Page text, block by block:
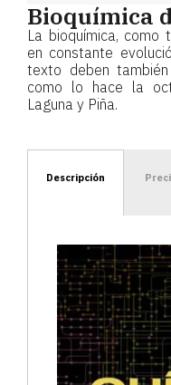
Bioquímica
La bioquímica, como
en constante
texto deben
como lo hace la
Laguna y Piña.
Descripción